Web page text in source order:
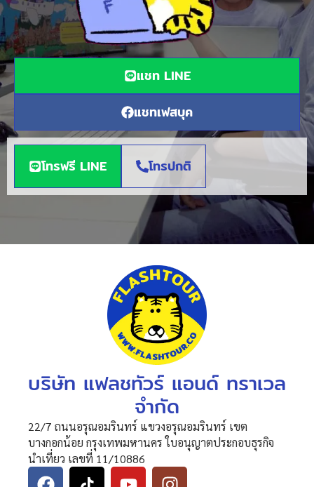
แชท LINE
แชทเฟสบุค
โทรฟรี LINE โทรปกติ
บริษัท แฟลชทัวร์ แอนด์ ทราเวล
จำกัด
22/7 ถนนอรุณอมรินทร์ แขวงอรุณอมรินทร์ เขต
บางกอกน้อย กรุงเทพมหานคร ใบอนุญาตประกอบธุรกิจ
นำเที่ยว เลขที่ 11/10886